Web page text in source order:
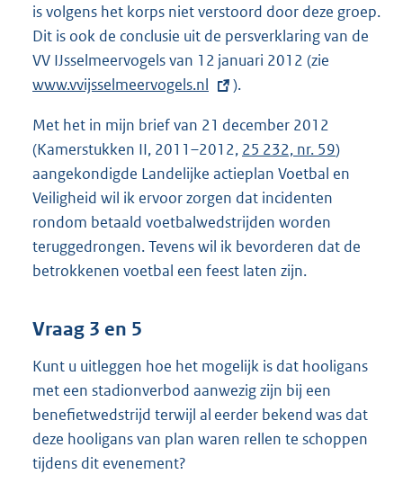
is volgens het korps niet verstoord door deze groep.
Dit is ook de conclusie uit de persverklaring van de
VV IJsselmeervogels van 12 januari 2012 (zie
r
n
e
l
i
www.vvijsselmeervogels.nl ).
Met het in mijn brief van 21 december 2012
(Kamerstukken II, 2011–2012, 25 232, nr. 59)
aangekondigde Landelijke actieplan Voetbal en
Veiligheid wil ik ervoor zorgen dat incidenten
rondom betaald voetbalwedstrijden worden
teruggedrongen. Tevens wil ik bevorderen dat de
betrokkenen voetbal een feest laten zijn.
Vraag 3 en 5
Kunt u uitleggen hoe het mogelijk is dat hooligans
met een stadionverbod aanwezig zijn bij een
benefietwedstrijd terwijl al eerder bekend was dat
deze hooligans van plan waren rellen te schoppen
tijdens dit evenement?